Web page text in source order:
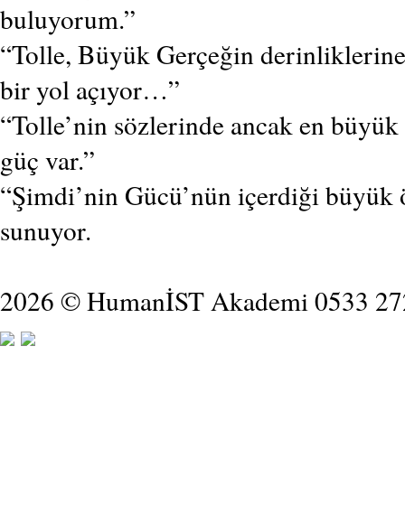
buluyorum.”
“Tolle, Büyük Gerçeğin
bir yol açıyor…”
“Tolle’nin sözlerinde ancak en
güç var.”
“Şimdi’nin Gücü’nün içerdiği
sunuyor.
2026 © HumanİST Akademi 0533